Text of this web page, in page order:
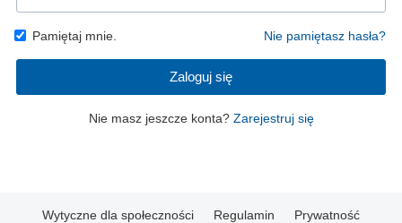
Pamiętaj mnie. Nie pamiętasz hasła?
Zaloguj się
Nie masz jeszcze konta? Zarejestruj się
Wytyczne dla społeczności Regulamin Prywatność